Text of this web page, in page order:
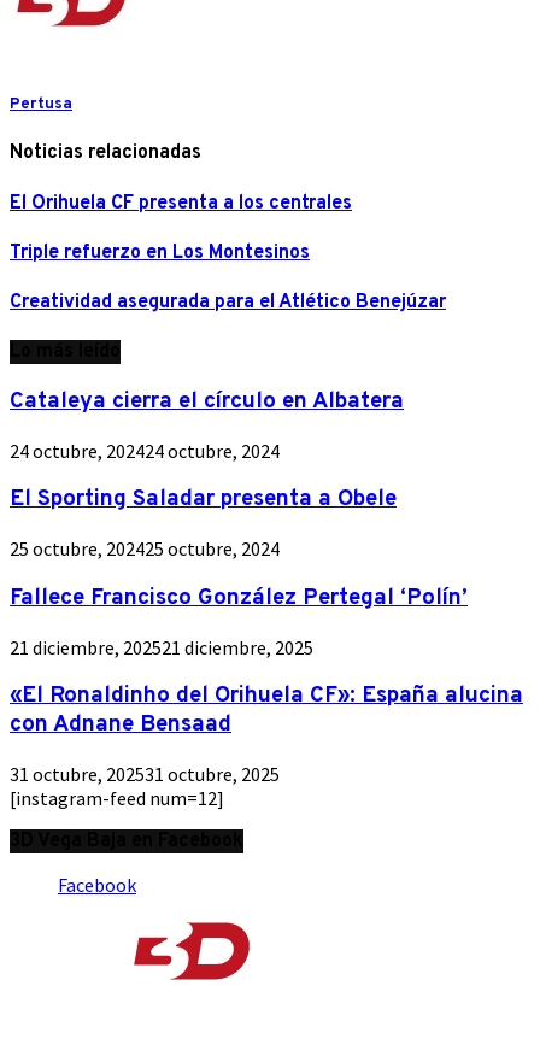
Pertusa
Noticias relacionadas
El Orihuela CF presenta a los centrales
Triple refuerzo en Los Montesinos
Creatividad asegurada para el Atlético Benejúzar
Cataleya cierra el círculo en Albatera
24 octubre, 202424 octubre, 2024
El Sporting Saladar presenta a Obele
25 octubre, 202425 octubre, 2024
Fallece Francisco González Pertegal ‘Polín’
21 diciembre, 202521 diciembre, 2025
«El Ronaldinho del Orihuela CF»: España alucina
con Adnane Bensaad
31 octubre, 202531 octubre, 2025
[instagram-feed num=12]
Facebook